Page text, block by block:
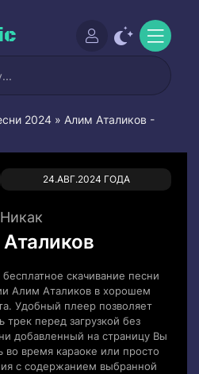
2024 » Алим Аталиков -
24.АВГ.2024 ГОДА
0
Никак
скачивание песни
Алим Аталиков в хорошем
Удобный плеер позволяет
трек перед загрузкой без
добавленный на страницу Вы
во время караоке или просто
с содержанием выбранной